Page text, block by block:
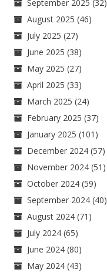
September 2025 (32)
August 2025 (46)
July 2025 (27)
June 2025 (38)
May 2025 (27)
April 2025 (33)
March 2025 (24)
February 2025 (37)
January 2025 (101)
December 2024 (57)
November 2024 (51)
October 2024 (59)
September 2024 (40)
August 2024 (71)
July 2024 (65)
June 2024 (80)
May 2024 (43)